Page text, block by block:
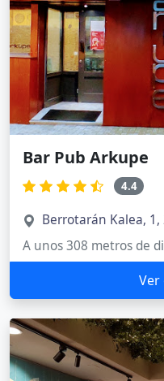
Bar Pub Arkupe
4.4
Berrotarán Kalea,
A unos 308 metros de
Ver